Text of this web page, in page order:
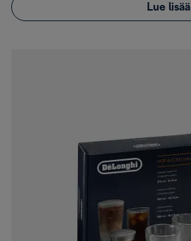
Lue lisää